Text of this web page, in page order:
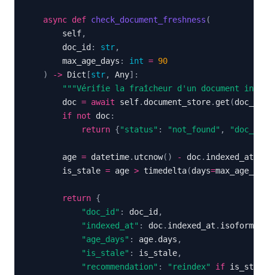
async def check_document_freshness (
        self
,
        doc_id
: str,
        max_age_days
: int = 90
)
-> Dict [str, Any] :
"""Vérifie la fraîcheur d'un document
        doc
= await self. document_store. get (doc_id
if not doc:
return {"status" : "not_found" , "doc_id"
        age
= datetime. utcnow( ) - doc.
        is_stale
= age > timedelta(days=
return {
"doc_id" : doc_id ,
"indexed_at" : doc. indexed_at . isoformat
"age_days" : age. days ,
"is_stale" : is_stale,
"recommendation" : "reindex" if